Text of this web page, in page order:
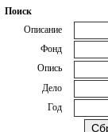
Поиск
Описание
Фонд
Опись
Дело
Год